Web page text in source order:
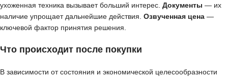
ухоженная техника вызывает больший интерес. Документы — их
наличие упрощает дальнейшие действия. Озвученная цена —
ключевой фактор принятия решения.
Что происходит после покупки
В зависимости от состояния и экономической целесообразности